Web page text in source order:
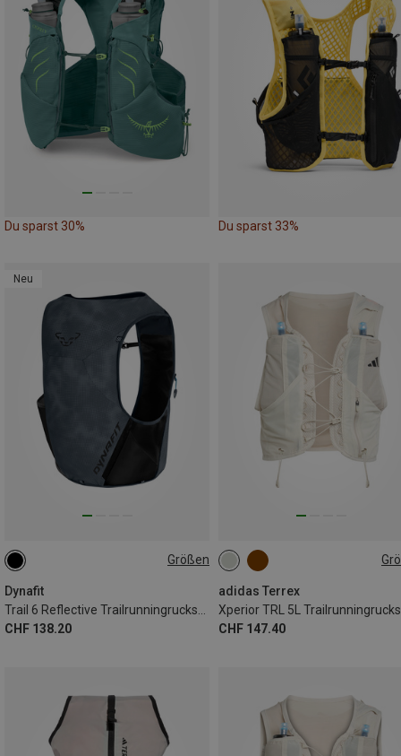
Du sparst 30% Du sparst 33%
Neu
Größen
Dynafit
CHF 138.20
6L | M-L 6L | XS-S
adidas Terrex
Xperior TRL 5L
CHF 147.40
5L | L